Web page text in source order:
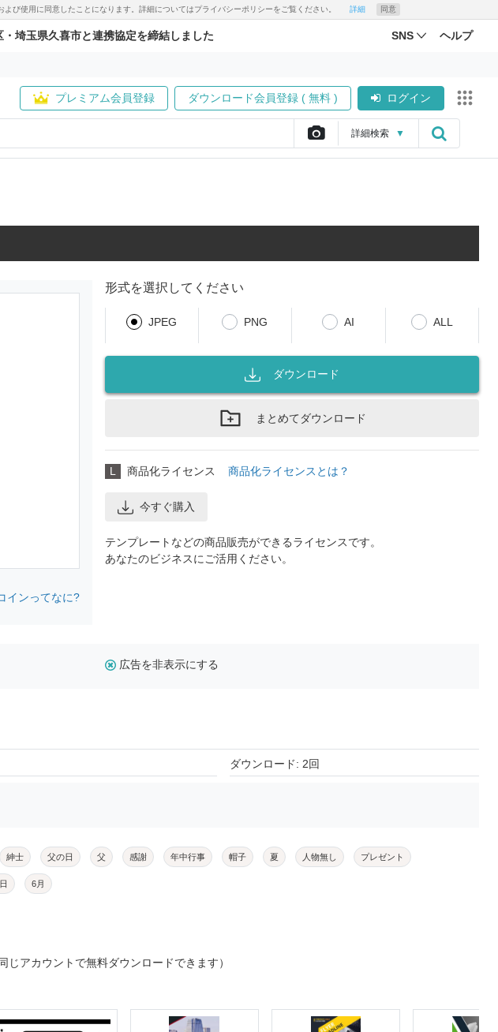
び使用に同意したことになります。詳細についてはプライバシーポリシーをご覧ください。 詳細 同意
埼玉県久喜市と連携協定を締結しました SNS ヘルプ
プレミアム会員登録 ダウンロード会員登録 ( 無料 ) ログイン
詳細検索 ▼
インってなに?
形式を選択してください
JPEG PNG AI ALL
ダウンロード
まとめてダウンロード
L 商品化ライセンス 商品化ライセンスとは？
今すぐ購入
テンプレートなどの商品販売ができるライセンスです。
あなたのビジネスにご活用ください。
広告を非表示にする
ダウンロード: 2回
紳士 父の日 父 感謝 年中行事 帽子 夏 人物無し プレゼント
6月
同じアカウントで無料ダウンロードできます）